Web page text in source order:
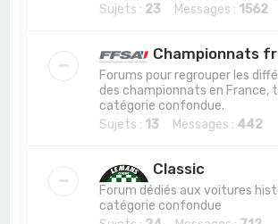
Sujets : 23 Messages : 1562
Championnats
Forums pour regrouper les
des championnats en France,
catégorie confondue.
Sujets : 13 Messages : 442
Classic
Forum dédiés aux voitures
catégorie confondue